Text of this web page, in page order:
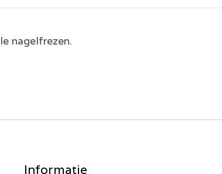
nagelfrezen.
Informatie